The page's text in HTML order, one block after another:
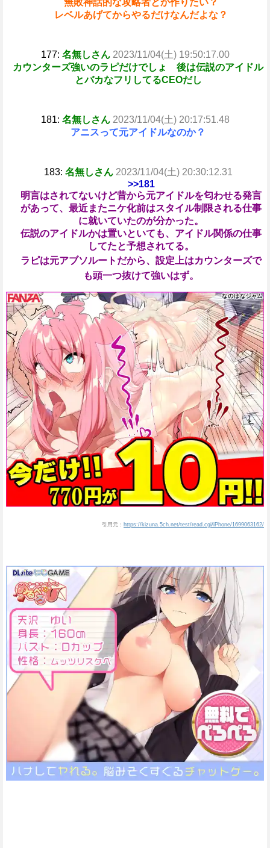
レベルあげてからやるだけなんだよな？
177: 名無しさん 2023/11/04(土) 19:50:17.00
カウンターズ強いのラピだけでしょ 後は伝説のアイドル
とバカなフリしてるCEOだし
181: 名無しさん 2023/11/04(土) 20:17:51.48
アニスって元アイドルなのか？
183: 名無しさん 2023/11/04(土) 20:30:12.31
>>181
明言はされてないけど昔から元アイドルを匂わせる発言
があって、最近またニケ化前はスタイル制限される仕事
に就いていたのが分かった。
伝説のアイドルかは置いといても、アイドル関係の仕事
してたと予想されてる。
ラピは元アブソルートだから、設定上はカウンターズで
も頭一つ抜けて強いはず。
引用元： https://kizuna.5ch.net/test/read.cgi/iPhone/1699063162/